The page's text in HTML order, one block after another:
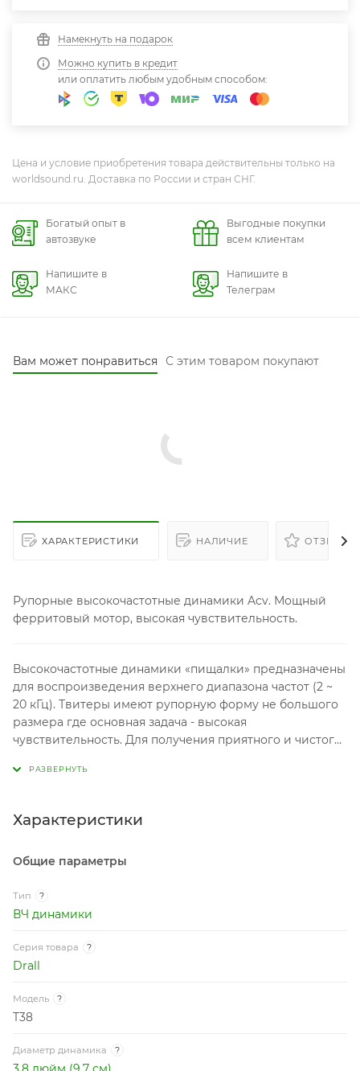
Намекнуть на подарок
Можно купить в кредит
или оплатить любым удобным способом:
Цена и условие приобретения товара действительны только на
worldsound.ru. Доставка по России и стран СНГ.
Богатый опыт в
автозвуке
Выгодные покупки
всем клиентам
Напишите в
МАКС
Напишите в
Телеграм
Вам может понравиться С этим товаром покупают
ХАРАКТЕРИСТИКИ НАЛИЧИЕ ОТЗЫВЫ
Рупорные высокочастотные динамики Acv. Мощный
ферритовый мотор, высокая чувствительность.
Высокочастотные динамики «пищалки» предназначены
для воспроизведения верхнего диапазона частот (2 ~
20 кГц). Твитеры имеют рупорную форму не большого
размера где основная задача - высокая
чувствительность. Для получения приятного и чистого
Характеристики
Общие параметры
Тип ?
ВЧ динамики
Серия товара ?
Drall
Модель ?
T38
Диаметр динамика ?